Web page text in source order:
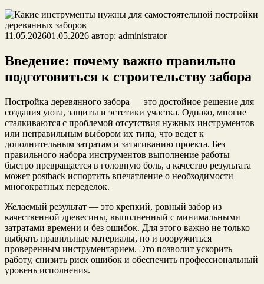
11.05.202601.05.2026 автор: administrator
Введение: почему важно правильно
подготовиться к строительству забора
Постройка деревянного забора — это достойное решение для
создания уюта, защиты и эстетики участка. Однако, многие
сталкиваются с проблемой отсутствия нужных инструментов
или неправильным выбором их типа, что ведет к
дополнительным затратам и затягиванию проекта. Без
правильного набора инструментов выполнение работы
быстро превращается в головную боль, а качество результата
может postback испортить впечатление о необходимости
многократных переделок.
Желаемый результат — это крепкий, ровный забор из
качественной древесины, выполненный с минимальными
затратами времени и без ошибок. Для этого важно не только
выбрать правильные материалы, но и вооружиться
проверенным инструментарием. Это позволит ускорить
работу, снизить риск ошибок и обеспечить профессиональный
уровень исполнения.